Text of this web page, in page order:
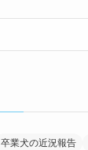
卒業犬の近況報告